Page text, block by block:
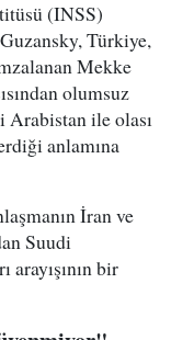
(INSS)
Türkiye,
Mekke
olumsuz
Arabistan ile olası
anlamına
İran ve
Suudi
bir